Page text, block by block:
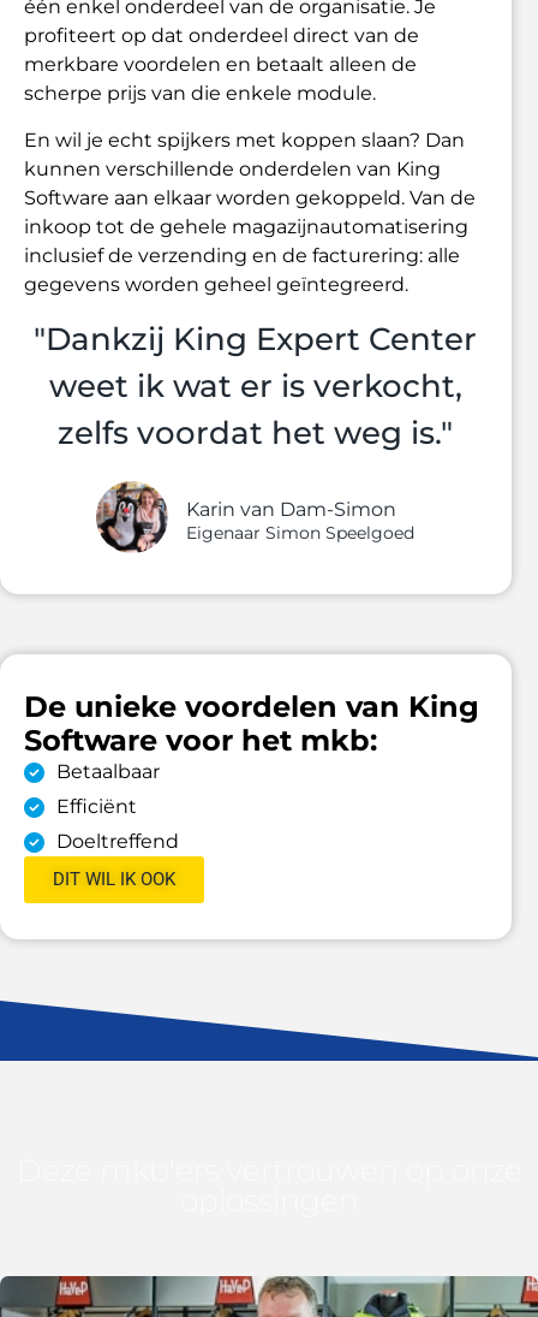
één enkel onderdeel van de organisatie. Je
profiteert op dat onderdeel direct van de
merkbare voordelen en betaalt alleen de
scherpe prijs van die enkele module.
En wil je echt spijkers met koppen slaan? Dan
kunnen verschillende onderdelen van King
Software aan elkaar worden gekoppeld. Van de
inkoop tot de gehele magazijnautomatisering
inclusief de verzending en de facturering: alle
gegevens worden geheel geïntegreerd.
"Dankzij King Expert Center
weet ik wat er is verkocht,
zelfs voordat het weg is."
Karin van Dam-Simon
Eigenaar Simon Speelgoed
De unieke voordelen van King
Software voor het mkb:
Betaalbaar
Efficiënt
Doeltreffend
DIT WIL IK OOK